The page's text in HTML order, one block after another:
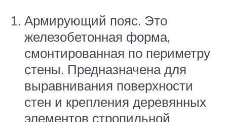
Армирующий пояс. Это
железобетонная форма,
смонтированная по периметру
стены. Предназначена для
выравнивания поверхности
стен и крепления деревянных
элементов стропильной